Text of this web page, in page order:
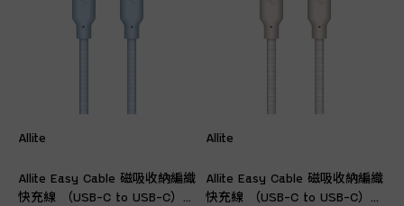
Allite
Allite Easy Cable 磁吸收納編織
快充線 （USB-C to USB-C）質
Allite
Allite Easy Cable 磁吸收納編織
快充線 （USB-C to USB-C）質